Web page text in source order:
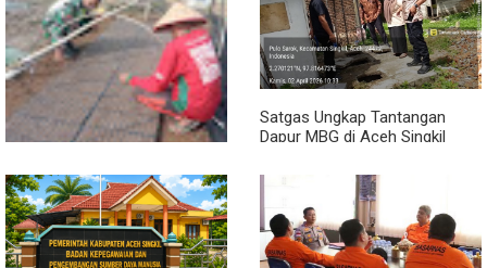
Sambil Ngopi, Plh. Pasiter
Kodim 0118/Subulussalam
Beri Motivasi Pemuda Calon
Peserta Seleksi Komcad
Lewat Komsos, Babinsa
Rundeng Pantau Stok dan
Harga Pupuk
Dari Bibit Jadi Harapan,
Babinsa Dampingi Warga
Kembangkan Semangka
Satgas Ungkap Tantangan
Dapur MBG di Aceh Singkil